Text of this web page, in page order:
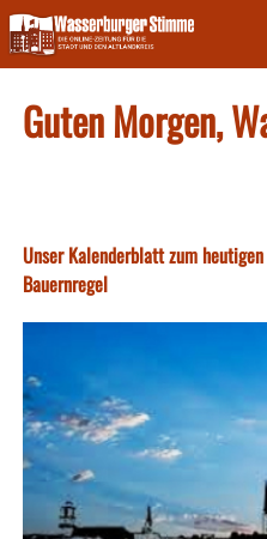
Skip
to
content
Guten Morgen,
Unser Kalenderblatt zum
Bauernregel